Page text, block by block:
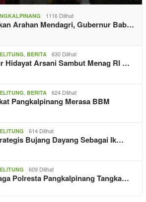
1116 Dilihat
Arahan Mendagri, Gubernur Bab…
BERITA 630 Dilihat
Hidayat Arsani Sambut Menag RI …
BERITA 624 Dilihat
Pangkalpinang Merasa BBM
614 Dilihat
Bujang Dayang Sebagai Ik…
609 Dilihat
Polresta Pangkalpinang Tangka…